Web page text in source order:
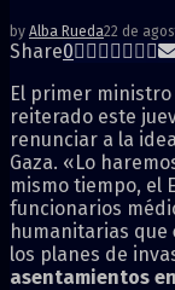
by Alba Rueda22 de
Share0
El primer ministro
reiterado este
renunciar a la
Gaza. «Lo
mismo tiempo, el
funcionarios
humanitarias que
los planes de
asentamientos